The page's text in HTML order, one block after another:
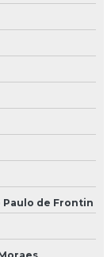
argamassa
de Frontin